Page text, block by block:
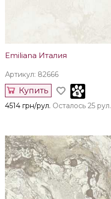
Emiliana Италия
Артикул: 82666
Купить
4514 грн/рул. Осталось 25 рул.